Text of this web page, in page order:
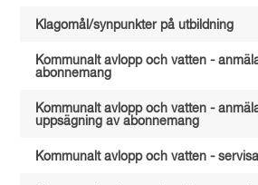
Klagomål/synpunkter på utbildning
Kommunalt avlopp och vatten -
abonnemang
Kommunalt avlopp och vatten -
uppsägning av abonnemang
Kommunalt avlopp och vatten -